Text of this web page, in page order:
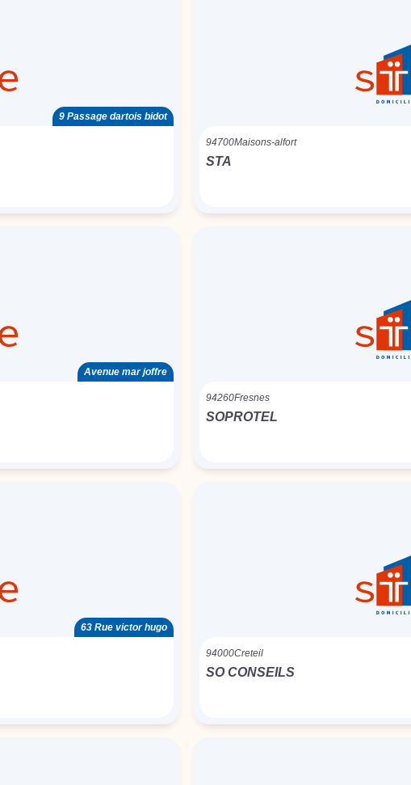
9 Passage dartois bidot
94700Maisons-alfort
STA
Avenue mar joffre
94260Fresnes
SOPROTEL
63 Rue victor hugo
94000Creteil
SO CONSEILS